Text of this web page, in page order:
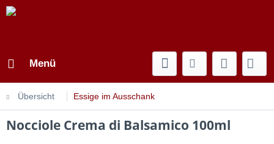
Menü
Übersicht Essige im Ausschank
Nocciole Crema di Balsamico 100ml